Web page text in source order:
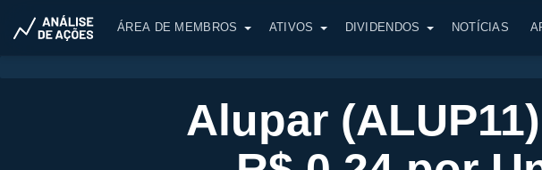
ÁREA DE MEMBROS ATIVOS DIVIDENDOS NOTÍCIAS
Alupar